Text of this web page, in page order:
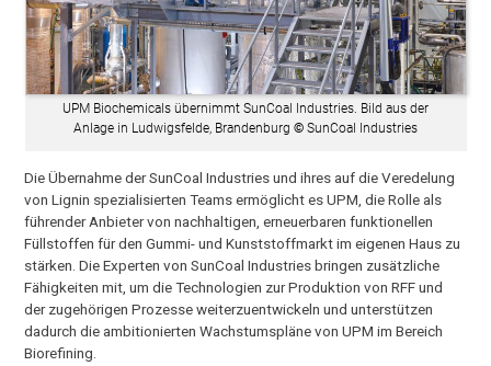
UPM Biochemicals übernimmt SunCoal Industries. Bild aus der
Anlage in Ludwigsfelde, Brandenburg © SunCoal Industries
Die Übernahme der SunCoal Industries und ihres auf die Veredelung
von Lignin spezialisierten Teams ermöglicht es UPM, die Rolle als
führender Anbieter von nachhaltigen, erneuerbaren funktionellen
Füllstoffen für den Gummi- und Kunststoffmarkt im eigenen Haus zu
stärken. Die Experten von SunCoal Industries bringen zusätzliche
Fähigkeiten mit, um die Technologien zur Produktion von RFF und
der zugehörigen Prozesse weiterzuentwickeln und unterstützen
dadurch die ambitionierten Wachstumspläne von UPM im Bereich
Biorefining.